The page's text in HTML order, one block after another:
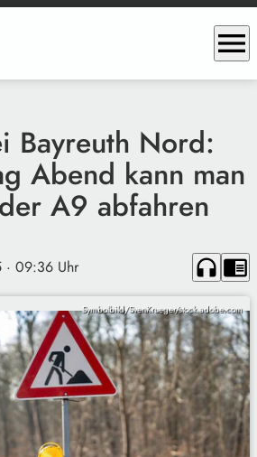
menu
Bayreuth Nord:
Abend kann man
A9 abfahren
· 09:36 Uhr headphones chrome_reader_mode
Symbolbild/SvenKrueger/stock.adobe.com